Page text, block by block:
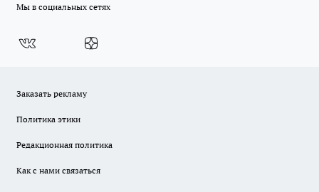
Мы в социальных сетях
Заказать рекламу
Политика этики
Редакционная политика
Как с нами связаться